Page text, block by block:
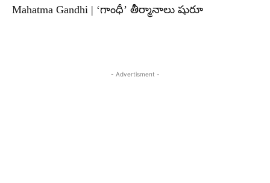
Mahatma Gandhi | ‘గాంధీ’ తీర్మానాలు షురూ
- Advertisment -